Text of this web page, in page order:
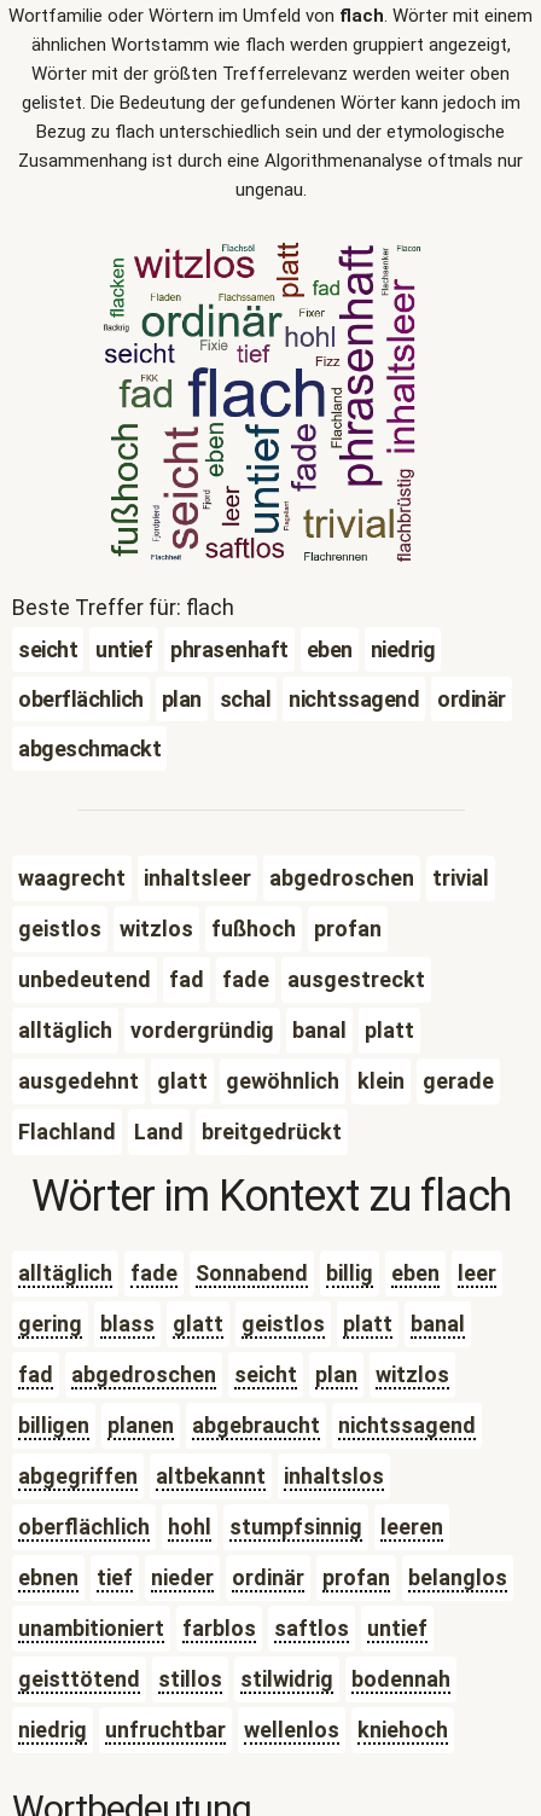
Wortfamilie oder Wörtern im Umfeld von flach. Wörter mit einem
ähnlichen Wortstamm wie flach werden gruppiert angezeigt,
Wörter mit der größten Trefferrelevanz werden weiter oben
gelistet. Die Bedeutung der gefundenen Wörter kann jedoch im
Bezug zu flach unterschiedlich sein und der etymologische
Zusammenhang ist durch eine Algorithmenanalyse oftmals nur
ungenau.
Beste Treffer für: flach
seicht
untief phrasenhaft eben
niedrig
oberflächlich
plan schal nichtssagend
ordinär
abgeschmackt
waagrecht inhaltsleer abgedroschen
trivial
geistlos
witzlos fußhoch
profan
unbedeutend
fad fade
ausgestreckt
alltäglich
vordergründig banal
platt
ausgedehnt
glatt gewöhnlich klein
gerade
Flachland
Land breitgedrückt
Wörter im Kontext zu flach
alltäglich fade Sonnabend billig eben
leer
gering
blass glatt geistlos platt
banal
fad
abgedroschen seicht plan
witzlos
billigen
planen abgebraucht
nichtssagend
abgegriffen
altbekannt
inhaltslos
oberflächlich
hohl stumpfsinnig
leeren
ebnen
tief nieder ordinär profan
belanglos
unambitioniert
farblos saftlos
untief
geisttötend
stillos stilwidrig
bodennah
niedrig
unfruchtbar wellenlos kniehoch